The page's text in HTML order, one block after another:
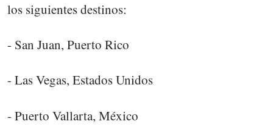
los siguientes destinos:
- San Juan, Puerto Rico
- Las Vegas, Estados Unidos
- Puerto Vallarta, México